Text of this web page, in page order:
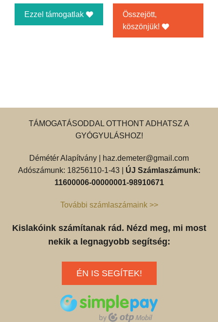
Ezzel támogatlak
Összejött,
köszönjük!
TÁMOGATÁSODDAL OTTHONT ADHATSZ A
GYÓGYULÁSHOZ!
Démétér Alapítvány |
haz.demeter@gmail.com
Adószámunk: 18256110-1-43 | ÚJ Számlaszámunk:
11600006-00000001-98910671
További számlaszámaink >>
Kislakóink számítanak rád. Nézd meg, mi most
nekik a legnagyobb segítség:
ÉN IS SEGÍTEK!